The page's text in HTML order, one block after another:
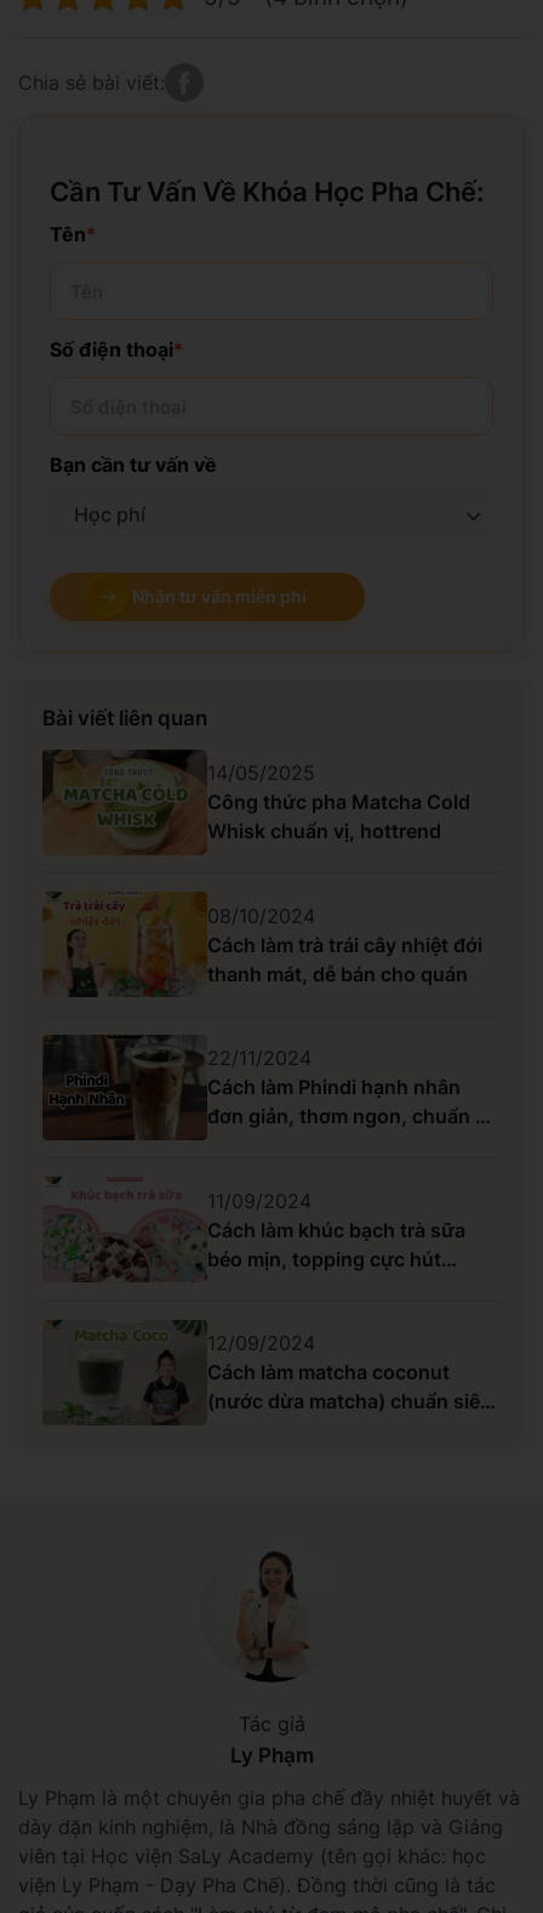
Chia sẻ bài viết:
Cần Tư Vấn Về Khóa Học Pha Chế:
Tên*
Số điện thoại*
Bạn cần tư vấn về
Học phí
Nhận tư vấn miễn phí
Bài viết liên quan
14/05/2025
Công thức pha Matcha Cold
Whisk chuẩn vị, hottrend
08/10/2024
Cách làm trà trái cây nhiệt đới
thanh mát, dễ bán cho quán
22/11/2024
Cách làm Phindi hạnh nhân
đơn giản, thơm ngon, chuẩn vị
11/09/2024
Cách làm khúc bạch trà sữa
béo mịn, topping cực hút
12/09/2024
Cách làm matcha coconut
(nước dừa matcha) chuẩn siêu
Tác giả
Ly Phạm
Ly Phạm là một chuyên gia pha chế đầy nhiệt huyết và
dày dặn kinh nghiệm, là Nhà đồng sáng lập và Giảng
viên tại Học viện SaLy Academy (tên gọi khác: học
viện Ly Phạm - Dạy Pha Chế). Đồng thời cũng là tác